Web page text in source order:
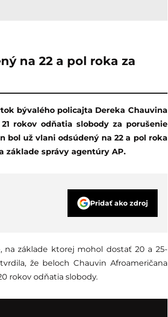
na 22 a pol roka za
rokov odňatia slobody za porušenie
bol už vlani odsúdený na 22 a pol roka
základe správy agentúry AP.
Pridať ako zdroj
základe ktorej mohol dostať 20 a 25-
že beloch Chauvin Afroameričana
rokov odňatia slobody.